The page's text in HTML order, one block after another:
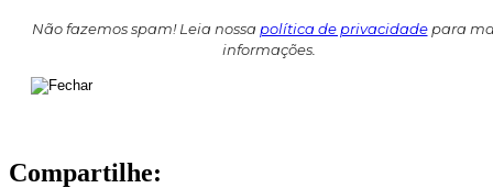
Não fazemos spam! Leia nossa política de privacidadepara
informações.
Compartilhe: